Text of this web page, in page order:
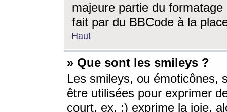
majeure partie du
fait par du BBCode à la
Haut
» Que sont les smileys ?
Les smileys, ou émoticônes,
être utilisées pour exprimer
court, ex. :) exprime la joie,